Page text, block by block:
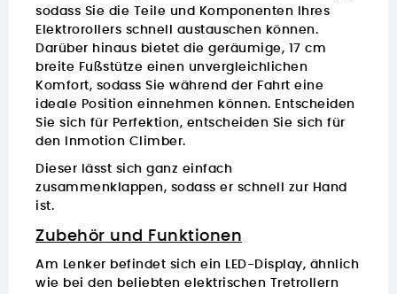
sodass Sie die Teile und Komponenten Ihres
Elektrorollers schnell austauschen können.
Darüber hinaus bietet die geräumige, 17 cm
breite Fußstütze einen unvergleichlichen
Komfort, sodass Sie während der Fahrt eine
ideale Position einnehmen können. Entscheiden
Sie sich für Perfektion, entscheiden Sie sich für
den Inmotion Climber.
Dieser lässt sich ganz einfach
zusammenklappen, sodass er schnell zur Hand
ist.
Zubehör und Funktionen
Am Lenker befindet sich ein LED-Display, ähnlich
wie bei den beliebten elektrischen Tretrollern